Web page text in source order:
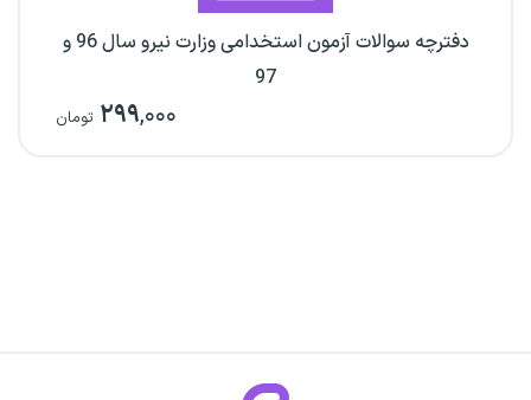
دفترچه سوالات آزمون استخدامی وزارت نیرو سال 96 و
97
۲۹۹,۰۰۰ تومان